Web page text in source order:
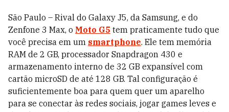
São Paulo – Rival do Galaxy J5, da Samsung, e do
Zenfone 3 Max, o Moto G5 tem praticamente tudo que
você precisa em um smartphone. Ele tem memória
RAM de 2 GB, processador Snapdragon 430 e
armazenamento interno de 32 GB expansível com
cartão microSD de até 128 GB. Tal configuração é
suficientemente boa para quem quer um aparelho
para se conectar às redes sociais, jogar games leves e